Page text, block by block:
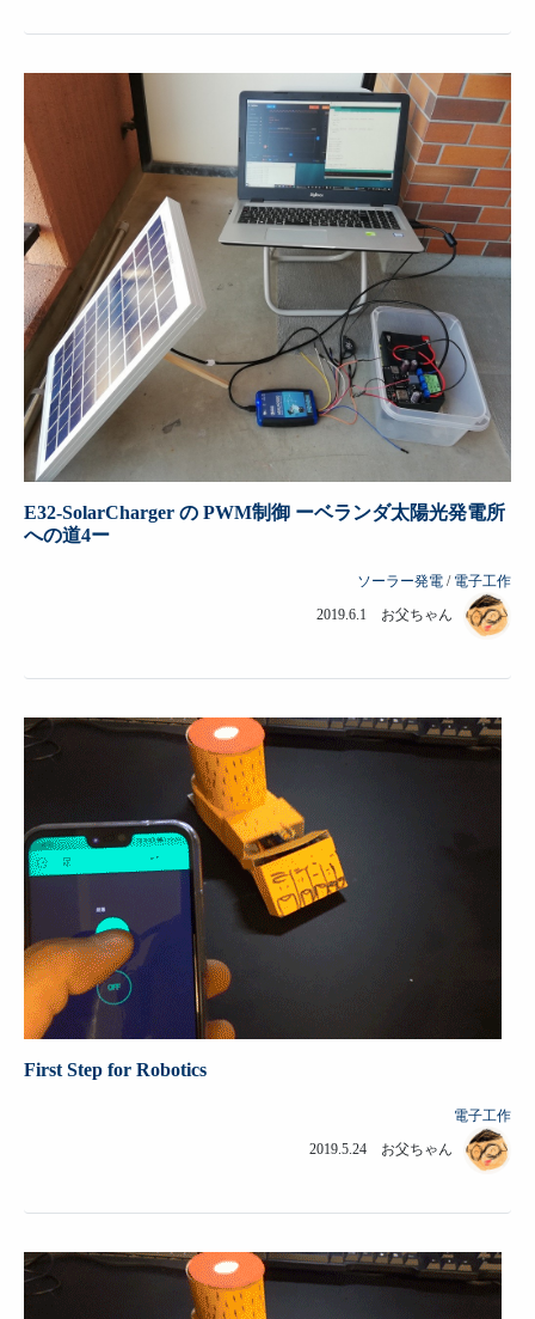
E32-SolarCharger の PWM制御 ーベランダ太陽光発電所
への道4ー
ソーラー発電 / 電子工作
2019.6.1 お父ちゃん
First Step for Robotics
電子工作
2019.5.24 お父ちゃん